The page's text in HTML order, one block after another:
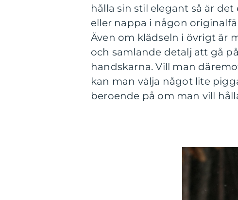
hålla sin stil elegant så är
eller nappa i någon
Även om klädseln i övrigt är
och samlande detalj att gå
handskarna. Vill man
kan man välja något lite
beroende på om man vill